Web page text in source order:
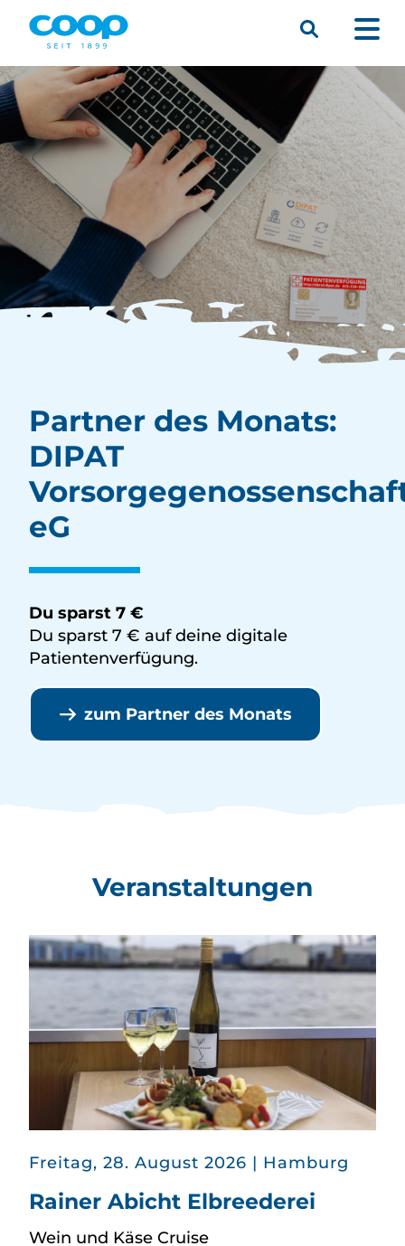
Menü
Suche
Partner des Monats:
DIPAT
eG
Du sparst 7 €
Du sparst 7 € auf deine digitale
Patientenverfügung.
zum Partner des Monats
Veranstaltungen
Freitag, 28. August 2026 | in
Hamburg
Rainer Abicht Elbreederei
Wein und Käse Cruise